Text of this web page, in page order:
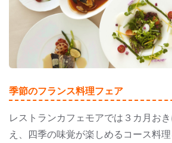
季節のフランス料理フェア
レストランカフェモアでは３カ月お
え、四季の味覚が楽しめるコース料